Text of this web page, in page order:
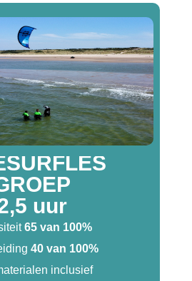
uur
65 van 100%
40 van 100%
inclusief